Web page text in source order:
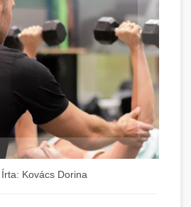
Írta: Kovács Dorina